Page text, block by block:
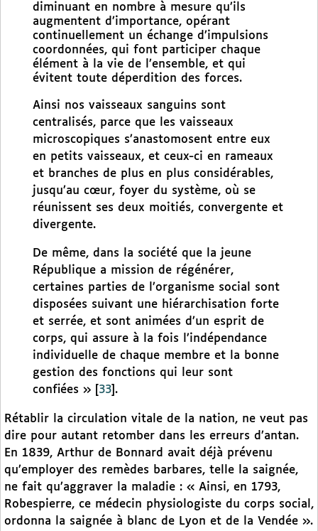
diminuant en nombre à mesure qu’ils
augmentent d’importance, opérant
continuellement un échange d’impulsions
coordonnées, qui font participer chaque
élément à la vie de l’ensemble, et qui
évitent toute déperdition des forces.
Ainsi nos vaisseaux sanguins sont
centralisés, parce que les vaisseaux
microscopiques s’anastomosent entre eux
en petits vaisseaux, et ceux-ci en rameaux
et branches de plus en plus considérables,
jusqu’au cœur, foyer du système, où se
réunissent ses deux moitiés, convergente et
divergente.
De même, dans la société que la jeune
République a mission de régénérer,
certaines parties de l’organisme social sont
disposées suivant une hiérarchisation forte
et serrée, et sont animées d’un esprit de
corps, qui assure à la fois l’indépendance
individuelle de chaque membre et la bonne
gestion des fonctions qui leur sont
confiées »
33 .
Rétablir la circulation vitale de la nation, ne veut pas
dire pour autant retomber dans les erreurs d’antan.
En 1839, Arthur de Bonnard avait déjà prévenu
qu’employer des remèdes barbares, telle la saignée,
ne fait qu’aggraver la maladie : « Ainsi, en 1793,
Robespierre, ce médecin physiologiste du corps social,
ordonna la saignée à blanc de Lyon et de la Vendée ».